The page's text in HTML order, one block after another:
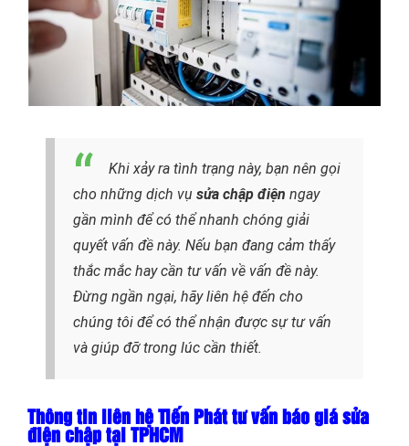
Khi xảy ra tình trạng này, bạn nên gọi
cho những dịch vụ sửa chập điện ngay
gần mình để có thể nhanh chóng giải
quyết vấn đề này. Nếu bạn đang cảm thấy
thắc mắc hay cần tư vấn về vấn đề này.
Đừng ngần ngại, hãy liên hệ đến cho
chúng tôi để có thể nhận được sự tư vấn
và giúp đỡ trong lúc cần thiết.
Thông tin liên hệ Tiến Phát tư vấn báo giá sửa
điện chập tại TPHCM